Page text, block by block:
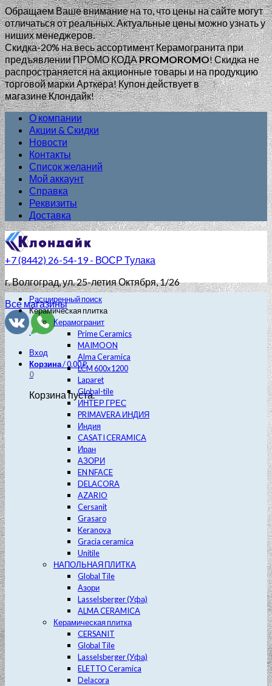
Обращаем Ваше внимание на то, что цены на сайте могут
отличаться от реальных. Актуальные цены можно узнать у
ниших менеджеров.
Скидка-20% на весь ассортимент Керамогранита при
предъявлении ПРОМО КОДАPROMOROMO!Скидка не
распространяется на акционные товары и на продукцию
торговой марки Арткера! Купон действует в
магазине Клондайк!
О компании
Акции & Скидки
Новости
Контакты
Список желаний
Мой аккаунт
Справка
Реквизиты
Доставка
+7 (8442) 26-54-19 - ВОСР Тулака
г. Волгоград, ул. 25-летия Октября, 1/26
Все магазины
Вход
Корзина/0.00₽
0
Корзина пуста.
Расширенный поиск
Керамическая плитка
Керамогранит
Prime Ceramics
MAIMOON
Alma Ceramica
LCM 600х1200
Laparet
Global-tile
ИНТЕР ГРЕС
PRIMAVERA ИНДИЯ
Индия
CASATI CERAMICA
Иран
АЗОРИ
EN NFACE
DELACORA
AZARIO
Cersanit
Grasaro
Keranova
Gracia ceramica
Unitile
НАПОЛЬНАЯ ПЛИТКА
Global Tile
Азори
Lasselsberger (Уфа)
ALMA CERAMICA
Керамическая плитка
CERSANIT
Global Tile
Lasselsberger (Уфа)
ELETTO Ceramica
Delacora